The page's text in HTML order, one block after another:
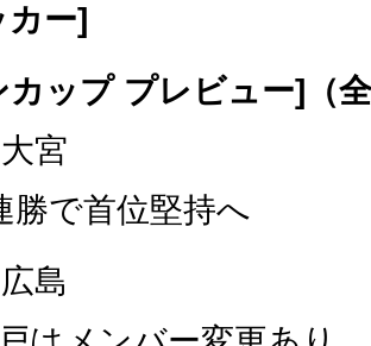
カー]
ップ プレビュー]（
宮
勝で首位堅持へ
島